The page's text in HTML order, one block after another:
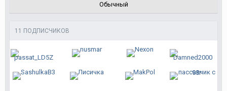
Обычный
11 ПОДПИСЧИКОВ